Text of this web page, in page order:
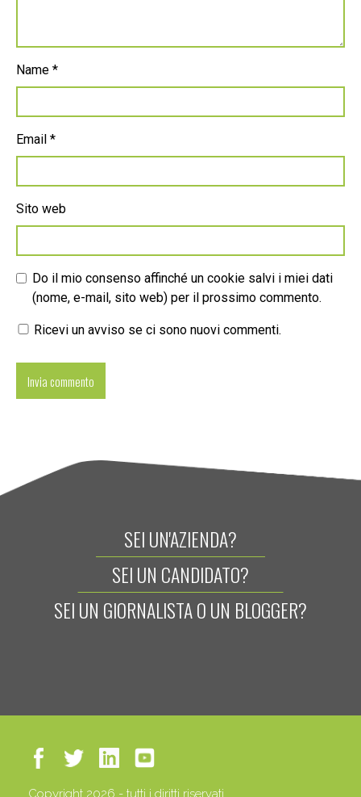
Name *
Email *
Sito web
Do il mio consenso affinché un cookie salvi i miei dati
(nome, e-mail, sito web) per il prossimo commento.
Ricevi un avviso se ci sono nuovi commenti.
SEI UN'AZIENDA?
SEI UN CANDIDATO?
SEI UN GIORNALISTA O UN BLOGGER?
Copyright 2026 - tutti i diritti riservati